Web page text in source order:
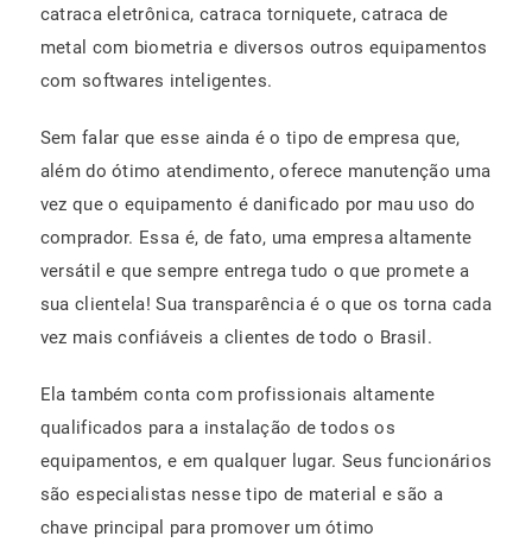
catraca eletrônica, catraca torniquete, catraca de
metal com biometria e diversos outros equipamentos
com softwares inteligentes.
Sem falar que esse ainda é o tipo de empresa que,
além do ótimo atendimento, oferece manutenção uma
vez que o equipamento é danificado por mau uso do
comprador. Essa é, de fato, uma empresa altamente
versátil e que sempre entrega tudo o que promete a
sua clientela! Sua transparência é o que os torna cada
vez mais confiáveis a clientes de todo o Brasil.
Ela também conta com profissionais altamente
qualificados para a instalação de todos os
equipamentos, e em qualquer lugar. Seus funcionários
são especialistas nesse tipo de material e são a
chave principal para promover um ótimo